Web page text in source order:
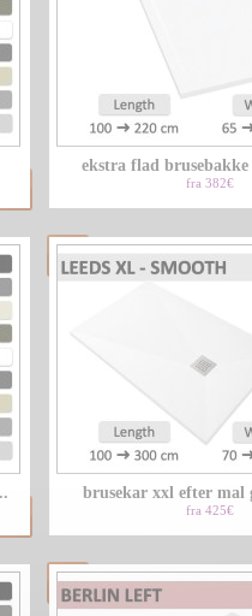
ekstra flad brusebakke
fra 382€
brusekar xxl efter mal
fra 425€